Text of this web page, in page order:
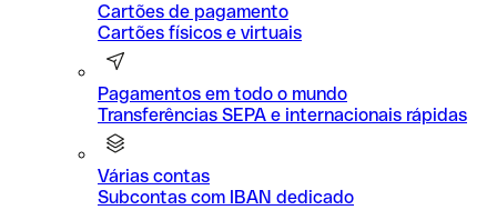
Cartões de pagamento
Cartões físicos e virtuais
Pagamentos em todo o mundo
Transferências SEPA e internacionais rápidas
Várias contas
Subcontas com IBAN dedicado